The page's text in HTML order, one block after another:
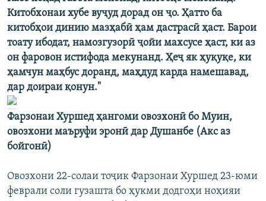
Китобхонаи хубе вуҷуд дорад он ҷо. Ҳатто ба
китобҳои динию мазҳабӣ ҳам дастрасӣ ҳаст. Барои
тоату ибодат, намозгузорӣ ҷойи махсусе ҳаст, ки аз
он фаровон истифода мекунанд. Ҳеҷ як ҳуқуқе, ки
ҳамчун маҳбус доранд, маҳдуд карда намешавад,
дар доираи қонун."
Фарзонаи Хуршед ҳангоми овозхонӣ бо Муин,
овозхони маъруфи эронӣ дар Душанбе (Акс аз
бойгонӣ)
Овозхони 22-солаи тоҷик Фарзонаи Хуршед 23-юми
феврали соли гузашта бо ҳукми додгоҳи ноҳияи